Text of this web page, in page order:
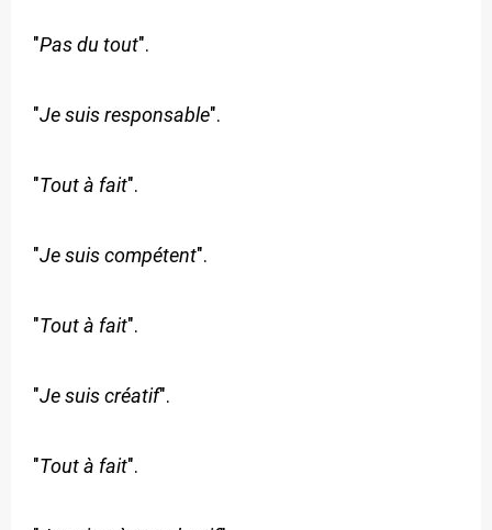
"Pas du tout".
"Je suis responsable".
"Tout à fait".
"Je suis compétent".
"Tout à fait".
"Je suis créatif".
"Tout à fait".